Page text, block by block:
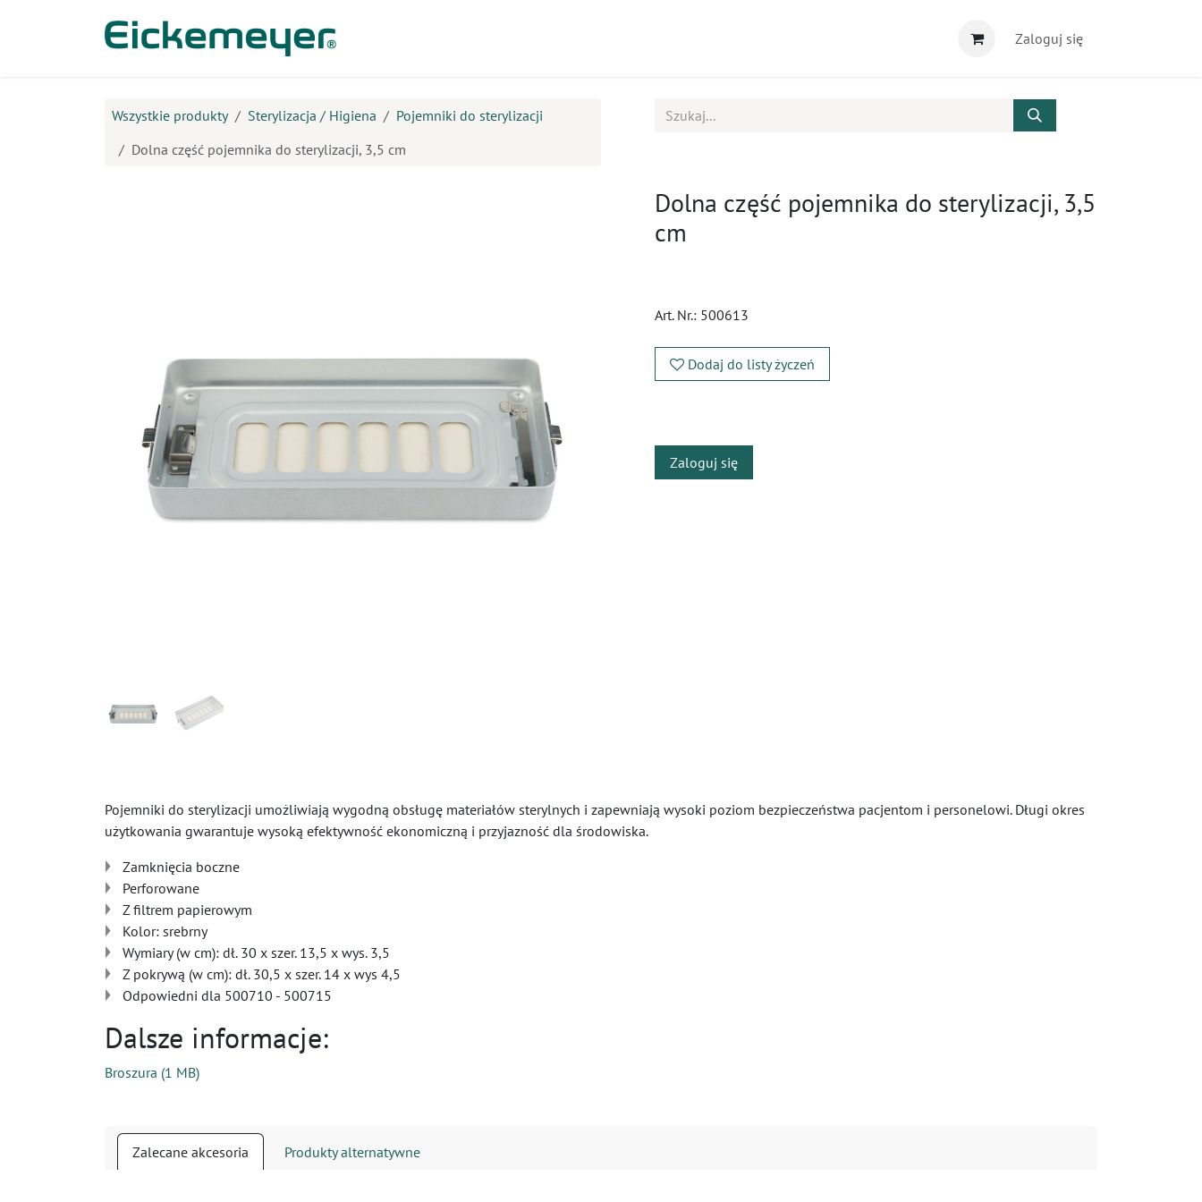
Zaloguj się
Wszystkie produkty Sterylizacja / Higiena
Pojemniki do sterylizacji
Dolna część pojemnika do sterylizacji, 3,5 cm
Dolna część pojemnika do sterylizacji, 3,5
cm
Art. Nr.: 500613
Dodaj do listy życzeń
Zaloguj się
Pojemniki do sterylizacji umożliwiają wygodną obsługę materiałów sterylnych i zapewniają wysoki poziom bezpieczeństwa pacjentom i personelowi. Długi okres
użytkowania gwarantuje wysoką efektywność ekonomiczną i przyjazność dla środowiska.
Zamknięcia boczne
Perforowane
Z filtrem papierowym
Kolor: srebrny
Wymiary (w cm): dł. 30 x szer. 13,5 x wys. 3,5
Z pokrywą (w cm): dł. 30,5 x szer. 14 x wys 4,5
Odpowiedni dla 500710 - 500715
Dalsze informacje:
Broszura (1 MB)
Zalecane akcesoria Produkty alternatywne